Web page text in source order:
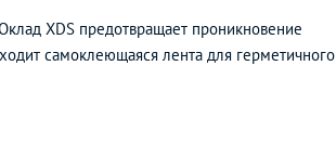
XDS предотвращает проникновение
самоклеющаяся лента для герметичного